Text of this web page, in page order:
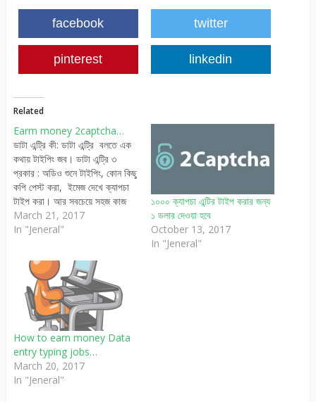
facebook twitter
pinterest linkedin
Related
Earm money 2captcha…
ডাটা এন্ট্রি কী: ডাটা এন্ট্রি বলতে এক
কথায় টাইপিং জব। ডাটা এন্ট্রি ৩
প্রকার : অডিও শুনে টাইপিং, কোন কিছু
কপি পেস্ট করা, ইমেজ দেখে ক্যাপচা
টাইপ করা। আর সবচেয়ে সহজ কাজ
হল ইমেজ দেখে ক্যাপচা টাইপ করা।
একটি ইমেজের মধ্যে প্যাচানো বা আকা
টাইট করতে হবে।…
March 21, 2017
In "Jeneral"
১০০০ ক্যাপচা এন্টির টাইপ করার জন্য
১ ডলার দেওয়া হবে
October 13, 2017
In "Jeneral"
How to earn money Data
entry typing jobs…
March 20, 2017
In "Jeneral"